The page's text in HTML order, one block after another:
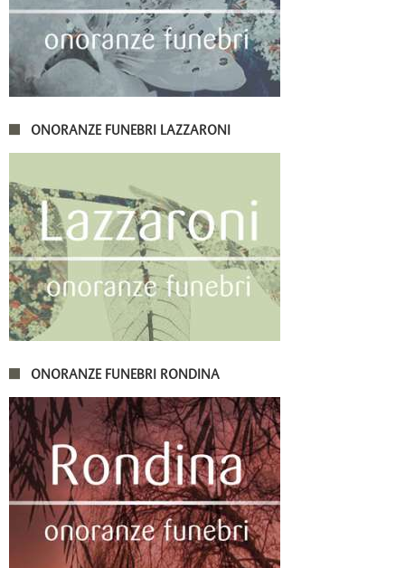
ONORANZE FUNEBRI LAZZARONI
ONORANZE FUNEBRI RONDINA